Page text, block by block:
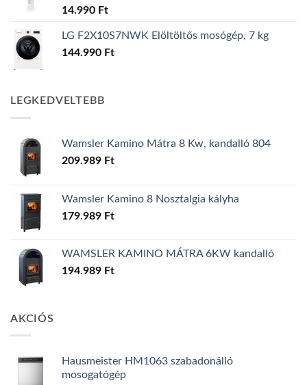
14.990 Ft
LG F2X10S7NWK Elöltöltős mosógép, 7 kg
144.990 Ft
LEGKEDVELTEBB
Wamsler Kamino Mátra 8 Kw, kandalló 804
209.989 Ft
Wamsler Kamino 8 Nosztalgia kályha
179.989 Ft
WAMSLER KAMINO MÁTRA 6KW kandalló
194.989 Ft
AKCIÓS
Hausmeister HM1063 szabadonálló
mosogatógép